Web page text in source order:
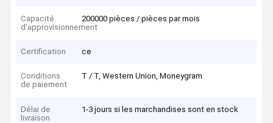
Capacité
d'approvisionnement
200000 pièces / pièces par mois
Certification ce
Conditions
de paiement
T / T, Western Union, Moneygram
Délai de
livraison
1-3 jours si les marchandises sont en stock